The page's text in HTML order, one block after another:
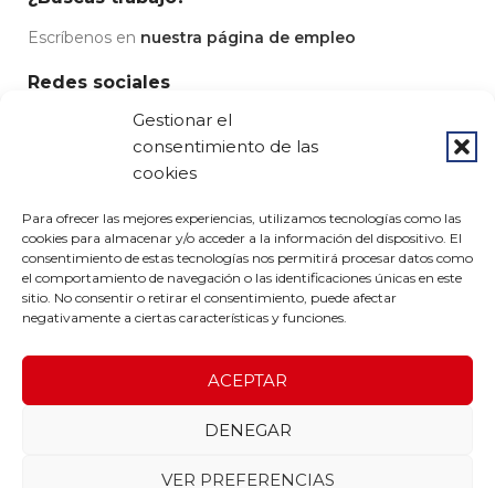
Gestionar el
consentimiento de las
cookies
Para ofrecer las mejores experiencias, utilizamos tecnologías como las
cookies para almacenar y/o acceder a la información del dispositivo. El
consentimiento de estas tecnologías nos permitirá procesar datos como
el comportamiento de navegación o las identificaciones únicas en este
sitio. No consentir o retirar el consentimiento, puede afectar
negativamente a ciertas características y funciones.
ACEPTAR
DENEGAR
VER PREFERENCIAS
Escríbenos en nuestra página de empleo
Redes sociales
Aviso legal-Condiciones de uso-Política de privacidad-
Política de devoluciones- Política de cookies